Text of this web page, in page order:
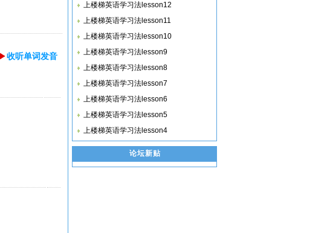
收听单词发音
上楼梯英语学习法lesson12
上楼梯英语学习法lesson11
上楼梯英语学习法lesson10
上楼梯英语学习法lesson9
上楼梯英语学习法lesson8
上楼梯英语学习法lesson7
上楼梯英语学习法lesson6
上楼梯英语学习法lesson5
上楼梯英语学习法lesson4
论坛新贴